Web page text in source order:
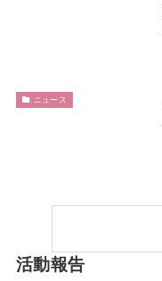
ニュース
活動報告